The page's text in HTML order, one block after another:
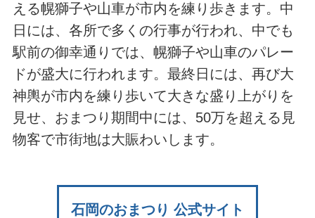
える幌獅子や山車が市内を練り歩きます。中
日には、各所で多くの行事が行われ、中でも
駅前の御幸通りでは、幌獅子や山車のパレー
ドが盛大に行われます。最終日には、再び大
神輿が市内を練り歩いて大きな盛り上がりを
見せ、おまつり期間中には、50万を超える見
物客で市街地は大賑わいします。
石岡のおまつり 公式サイト